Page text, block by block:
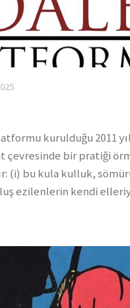
kurulduğu 2011
çevresinde bir pratiği
(i) bu kula kulluk,
ezilenlerin kendi